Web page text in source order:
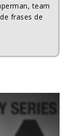
team
frases de